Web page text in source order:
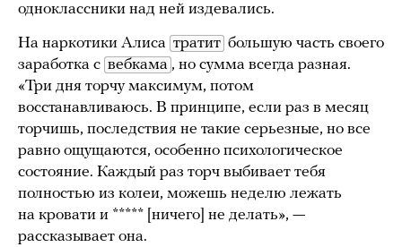
одноклассники над ней издевались.
На наркотики Алиса тратит большую часть своего
заработка с вебкама , но сумма всегда разная.
«Три дня торчу максимум, потом
восстанавливаюсь. В принципе, если раз в месяц
торчишь, последствия не такие серьезные, но все
равно ощущаются, особенно психологическое
состояние. Каждый раз торч выбивает тебя
полностью из колеи, можешь неделю лежать
на кровати и ***** [ничего] не делать», —
рассказывает она.